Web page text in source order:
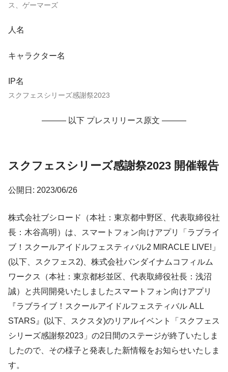
ス、ゲーマーズ
人名
キャラクター名
IP名
スクフェスシリーズ感謝祭2023
——— 以下 プレスリリース原文 ———
スクフェスシリーズ感謝祭2023 開催報告
公開日: 2023/06/26
株式会社ブシロード（本社：東京都中野区、代表取締役社
長：木谷高明）は、スマートフォン向けアプリ「ラブライ
ブ！スクールアイドルフェスティバル2 MIRACLE LIVE!」
(以下、スクフェス2)、株式会社バンダイナムコフィルム
ワークス（本社：東京都杉並区、代表取締役社⻑：浅沼
誠）と共同開発いたしましたスマートフォン向けアプリ
『ラブライブ！スクールアイドルフェスティバル ALL
STARS』(以下、スクスタ)のリアルイベント「スクフェス
シリーズ感謝祭2023」の2日間のステージが終了いたしま
したので、その様子と発表した新情報をお知らせいたしま
す。